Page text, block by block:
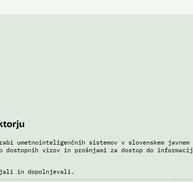
umetnointeligenčnih sistemov v slovenskem javnem
dostopnih virov in prošnjami za dostop do informacij
in dopolnjevali.